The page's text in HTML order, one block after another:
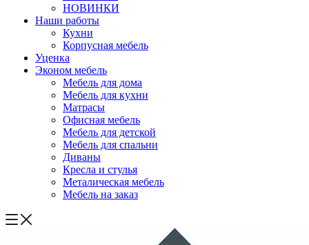
НОВИНКИ
Наши работы
Кухни
Корпусная мебель
Уценка
Эконом мебель
Мебель для дома
Мебель для кухни
Матрасы
Офисная мебель
Мебель для детской
Мебель для спальни
Диваны
Кресла и стулья
Металическая мебель
Мебель на заказ